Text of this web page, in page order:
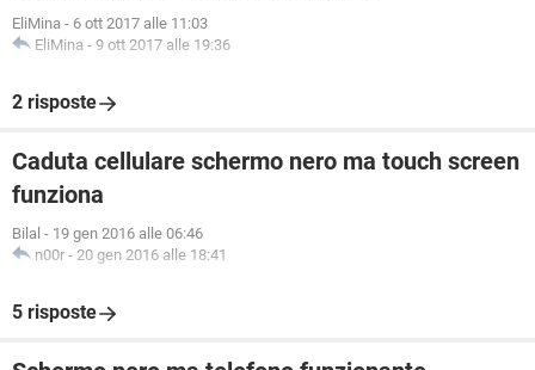
EliMina - 6 ott 2017 alle 11:03
EliMina - 9 ott 2017 alle 19:36
2 risposte
Caduta cellulare schermo nero ma touch screen
funziona
Bilal - 19 gen 2016 alle 06:46
n00r - 20 gen 2016 alle 18:41
5 risposte